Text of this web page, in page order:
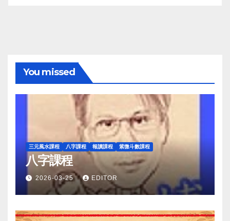
You missed
三元風水課程 八字課程 報讀課程 紫微斗數課程
八字課程
2026-03-25 EDITOR